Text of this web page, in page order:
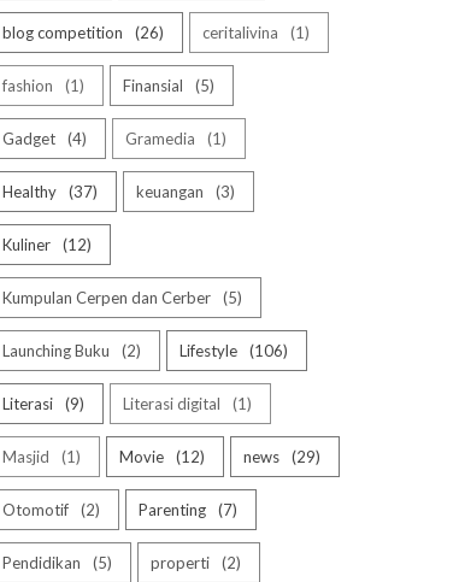
blog competition 26 ceritalivina 1
fashion 1 Finansial 5
Gadget 4 Gramedia 1
Healthy 37 keuangan 3
Kuliner 12
Kumpulan Cerpen dan Cerber 5
Launching Buku 2 Lifestyle 106
Literasi 9 Literasi digital 1
Masjid 1 Movie 12 news 29
Otomotif 2 Parenting 7
Pendidikan 5 properti 2